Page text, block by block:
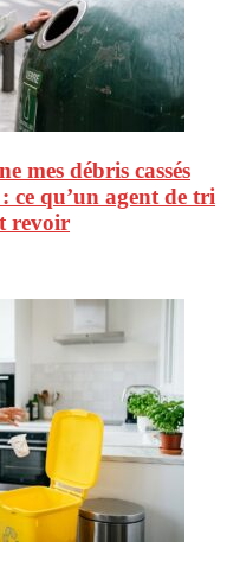
mes débris cassés
ce qu’un agent de tri
revoir